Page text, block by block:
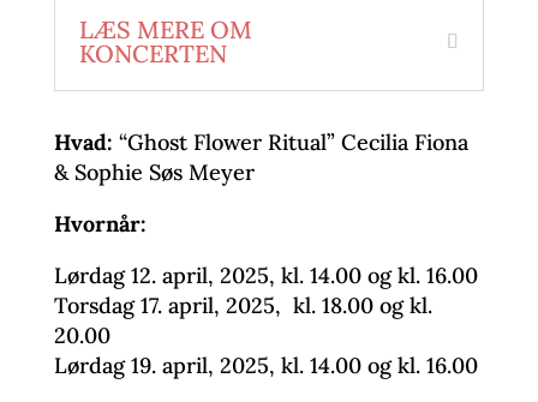
LÆS MERE OM
KONCERTEN
Hvad: “Ghost Flower Ritual” Cecilia Fiona
& Sophie Søs Meyer
Hvornår:
Lørdag 12. april, 2025, kl. 14.00 og kl. 16.00
Torsdag 17. april, 2025, kl. 18.00 og kl.
20.00
Lørdag 19. april, 2025, kl. 14.00 og kl. 16.00